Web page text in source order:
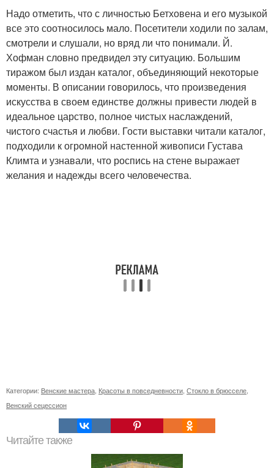
Надо отметить, что с личностью Бетховена и его музыкой
все это соотносилось мало. Посетители ходили по залам,
смотрели и слушали, но вряд ли что понимали. Й.
Хофман словно предвидел эту ситуацию. Большим
тиражом был издан каталог, объединяющий некоторые
моменты. В описании говорилось, что произведения
искусства в своем единстве должны привести людей в
идеальное царство, полное чистых наслаждений,
чистого счастья и любви. Гости выставки читали каталог,
подходили к огромной настенной живописи Густава
Климта и узнавали, что роспись на стене выражает
желания и надежды всего человечества.
Категории: Венские мастера Красоты в повседневности Стокло в брюсселе
Венский сецессион
Читайте также